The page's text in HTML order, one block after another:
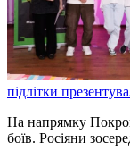
підлітки
На напрямку
боїв. Росіяни